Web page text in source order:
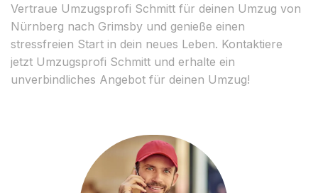
Vertraue Umzugsprofi Schmitt für deinen Umzug von
Nürnberg nach Grimsby und genieße einen
stressfreien Start in dein neues Leben. Kontaktiere
jetzt Umzugsprofi Schmitt und erhalte ein
unverbindliches Angebot für deinen Umzug!